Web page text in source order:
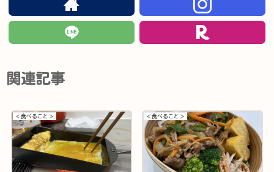
関連記事
＜食べること＞ ＜食べること＞